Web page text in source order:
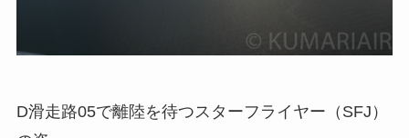
D滑走路05で離陸を待つスターフライヤー（SFJ）